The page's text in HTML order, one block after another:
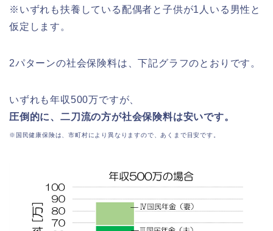
※いずれも扶養している配偶者と子供が1人いる男性と
仮定します。
2パターンの社会保険料は、下記グラフのとおりです。
いずれも年収500万ですが、
圧倒的に、二刀流の方が社会保険料は安いです。
※国民健康保険は、市町村により異なりますので、あくまで目安です。